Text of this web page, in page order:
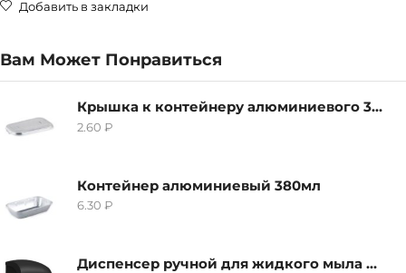
Добавить в закладки
Вам Может Понравиться
Крышка к контейнеру алюминиевого 380мл
2.60 ₽
Контейнер алюминиевый 380мл
6.30 ₽
Диспенсер ручной для жидкого мыла Grass IT-0638, черный